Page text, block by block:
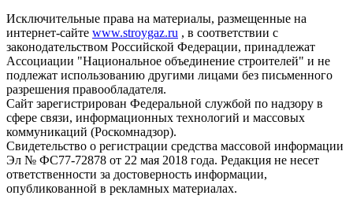
Исключительные права на материалы, размещенные на
интернет-сайте www.stroygaz.ru , в соответствии с
законодательством Российской Федерации, принадлежат
Ассоциации "Национальное объединение строителей" и не
подлежат использованию другими лицами без письменного
разрешения правообладателя.
Сайт зарегистрирован Федеральной службой по надзору в
сфере связи, информационных технологий и массовых
коммуникаций (Роскомнадзор).
Свидетельство о регистрации средства массовой информации
Эл № ФС77-72878 от 22 мая 2018 года. Редакция не несет
ответственности за достоверность информации,
опубликованной в рекламных материалах.